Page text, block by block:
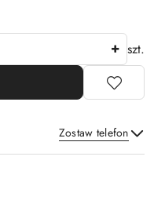
szt.
Zostaw telefon